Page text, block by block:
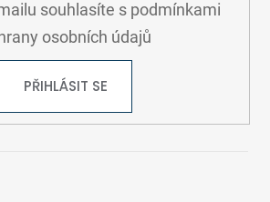
souhlasíte s podmínkami
osobních údajů
PŘIHLÁSIT SE